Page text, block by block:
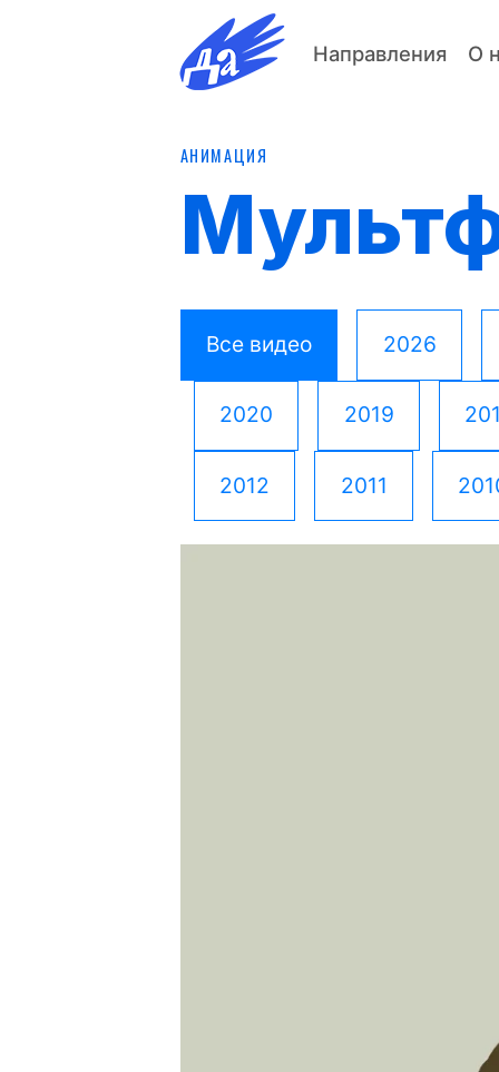
Направления О
АНИМАЦИЯ
Все видео 2026
2020 2019
2012 2011